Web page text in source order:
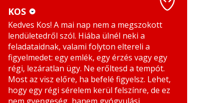
KOS
BIKA
IKREK
RÁK
MÉRLEG
SKORPIÓ
NYILAS
BAK
KOS
Kedves Kos! A mai nap nem a megszokott
lendületedről szól. Hiába ülnél neki a
feladataidnak, valami folyton eltereli a
figyelmedet: egy emlék, egy érzés vagy egy
régi, lezáratlan ügy. Ne erőltesd a tempót.
Most az visz előre, ha befelé figyelsz. Lehet,
hogy egy régi sérelem kerül felszínre, de ez